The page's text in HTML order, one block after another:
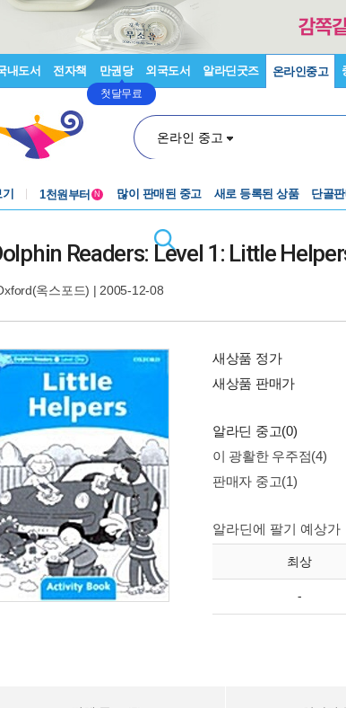
내도서 전자책 만권당
첫달무료
외국도서 알라딘굿즈 온라인중고
온라인 중고
1천원부터 N 많이 판매된 중고 새로 등록된 상품 단골
Readers: Level 1: Little
옥스포드) | 2005-12-08
새상품 정가
새상품 판매가
알라딘 중고(0)
이 광활한 우주점(4)
판매자 중고(1)
알라딘에 팔기 예상가
최상
-